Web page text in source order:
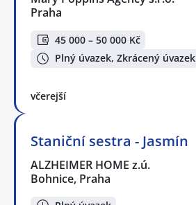
Praha
45 000 – 50 000 Kč
Plný úvazek, Zkrácený úvazek
včerejší
Staniční sestra - Jasmín
ALZHEIMER HOME z.ú.
Bohnice, Praha